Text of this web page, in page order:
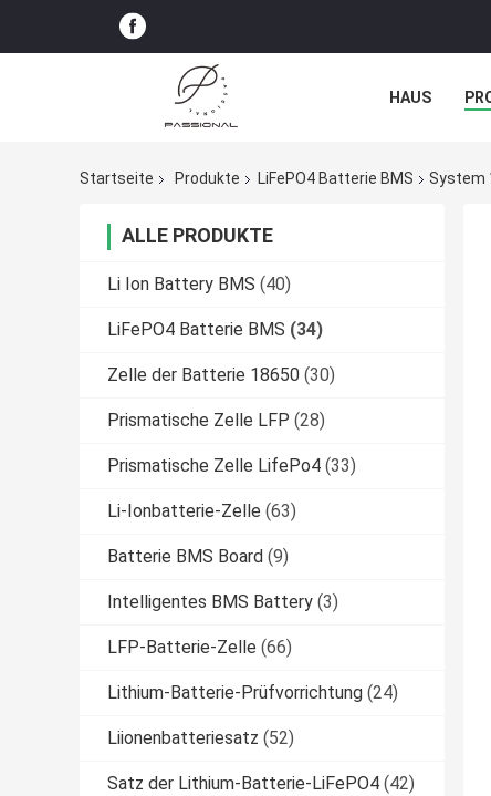
HAUS
Startseite
Produkte LiFePO4 Batterie BMS System
ALLE PRODUKTE
Li Ion Battery BMS (40)
LiFePO4 Batterie BMS (34)
Zelle der Batterie 18650 (30)
Prismatische Zelle LFP (28)
Prismatische Zelle LifePo4 (33)
Li-Ionbatterie-Zelle (63)
Batterie BMS Board (9)
Intelligentes BMS Battery (3)
LFP-Batterie-Zelle (66)
Lithium-Batterie-Prüfvorrichtung (24)
Liionenbatteriesatz (52)
Satz der Lithium-Batterie-LiFePO4 (42)